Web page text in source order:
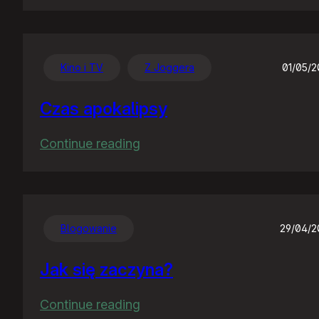
Kino i TV Z Joggera 01/05/
Czas apokalipsy
Continue reading
Blogowanie 29/04/
Jak się zaczyna?
Continue reading